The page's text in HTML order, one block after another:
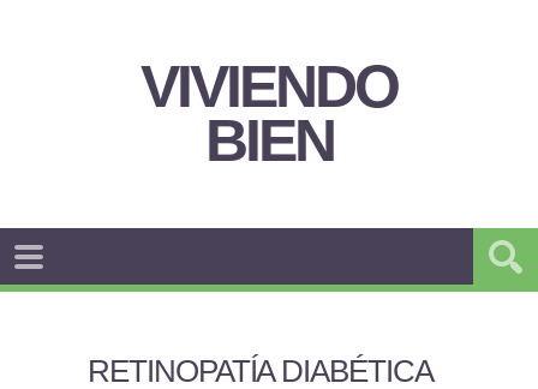
VIVIENDO
BIEN
RETINOPATÍA DIABÉTICA